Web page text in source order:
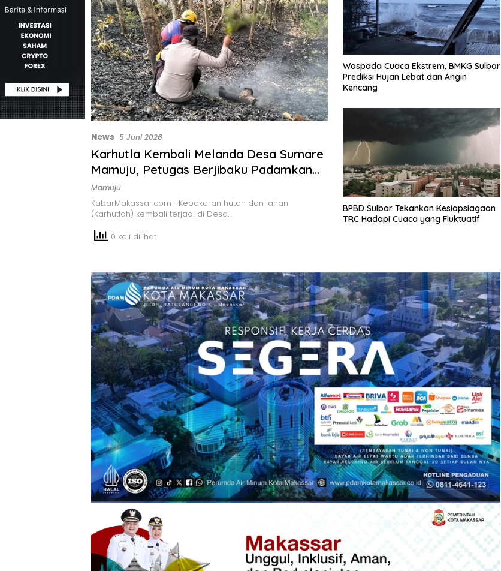
News 5 Juni 2026
Karhutla Kembali Melanda Desa Sumare
Mamuju, Petugas Berjibaku Padamkan
Api
Mamuju
KabarMakassar.com –Kebakaran hutan dan lahan
(Karhutlah) kembali terjadi di Desa…
0 kali dilihat
Waspada Cuaca Ekstrem, BMKG Sulbar
Prediksi Hujan Lebat dan Angin
Kencang
BPBD Sulbar Tekankan Kesiapsiagaan
TRC Hadapi Cuaca yang Fluktuatif